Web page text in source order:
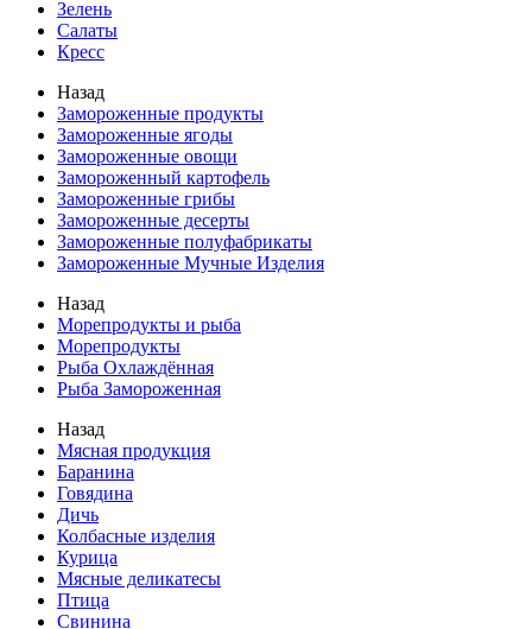
Зелень
Салаты
Кресс
Назад
Замороженные продукты
Замороженные ягоды
Замороженные овощи
Замороженный картофель
Замороженные грибы
Замороженные десерты
Замороженные полуфабрикаты
Замороженные Мучные Изделия
Назад
Морепродукты и рыба
Морепродукты
Рыба Охлаждённая
Рыба Замороженная
Назад
Мясная продукция
Баранина
Говядина
Дичь
Колбасные изделия
Курица
Мясные деликатесы
Птица
Свинина